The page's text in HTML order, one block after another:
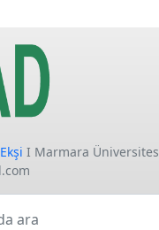
I Marmara
ara